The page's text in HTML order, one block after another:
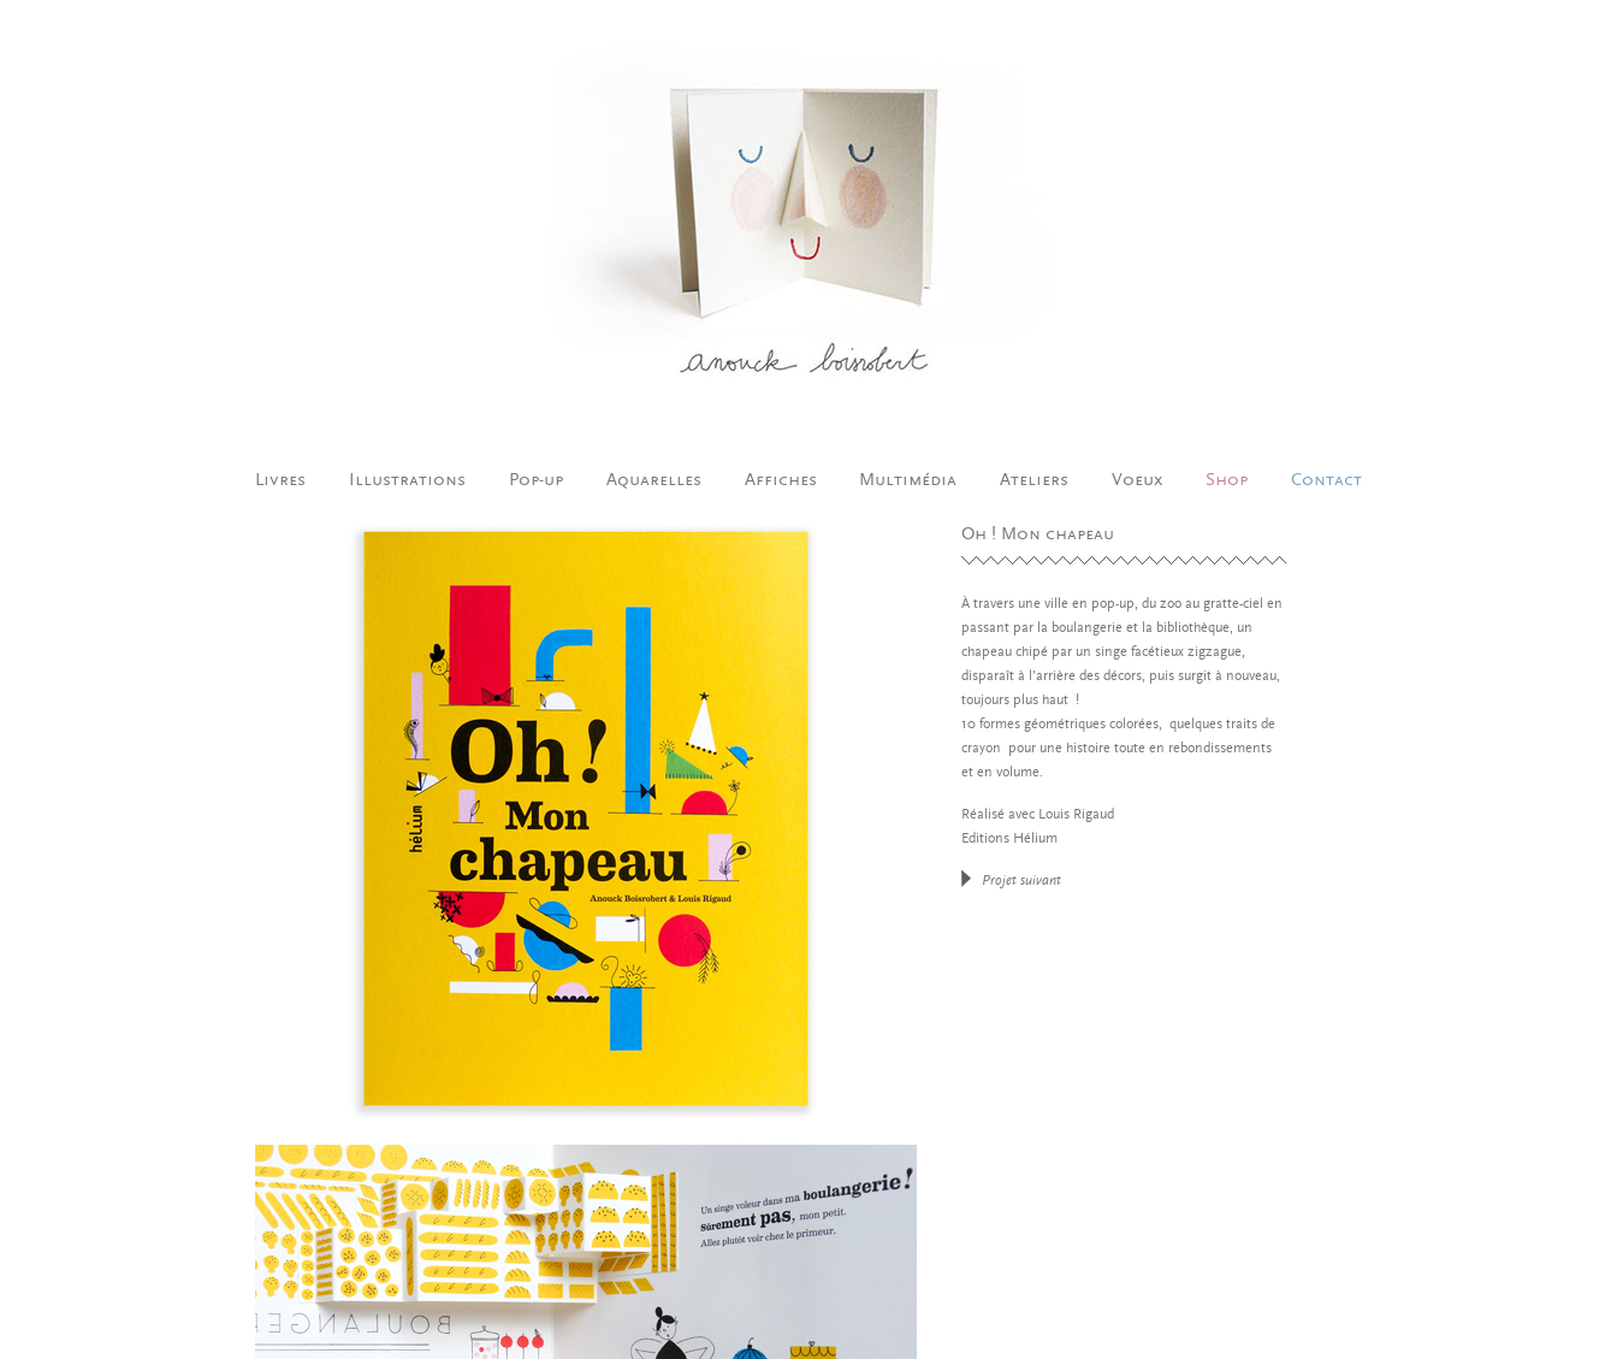
Livres Illustrations Pop-up Aquarelles Affiches Multimédia Ateliers Voeux Shop Contact
Oh ! Mon chapeau
À travers une ville en pop-up, du zoo au gratte-ciel en
passant par la boulangerie et la bibliothèque, un
chapeau chipé par un singe facétieux zigzague,
disparaît à l’arrière des décors, puis surgit à nouveau,
toujours plus haut !
10 formes géométriques colorées, quelques traits de
crayon pour une histoire toute en rebondissements
et en volume.
Réalisé avec Louis Rigaud
Editions Hélium
Projet suivant